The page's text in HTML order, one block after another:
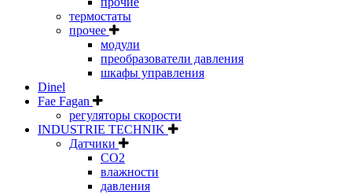
термостаты
прочее
модули
преобразователи давления
шкафы управления
Dinel
Fae Fagan
регуляторы скорости
INDUSTRIE TECHNIK
Датчики
CO2
влажности
давления